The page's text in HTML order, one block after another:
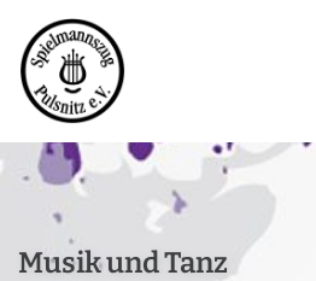
Zum
Inhalt
springen
Musik und Tanz